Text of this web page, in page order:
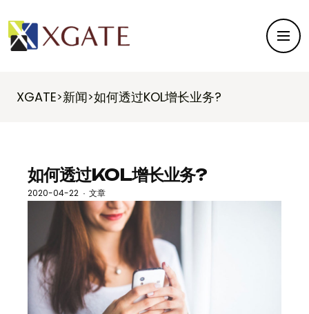
XGATE>新闻>如何透过KOL增长业务?
如何透过KOL增长业务?
2020-04-22 · 文章